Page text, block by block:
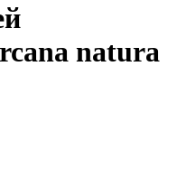
natura